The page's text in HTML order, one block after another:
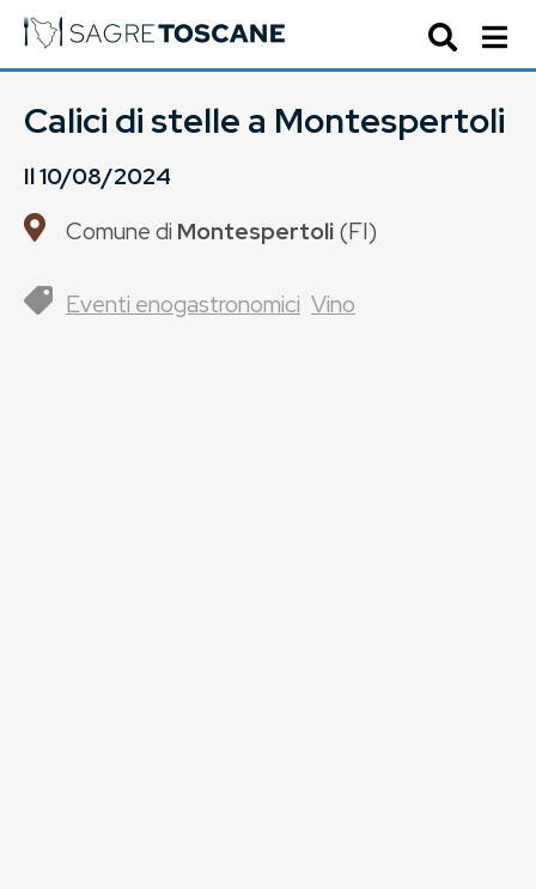
Calici di stelle a Montespertoli
Il10/08/2024
Comune di Montespertoli(FI)
Eventi enogastronomici Vino